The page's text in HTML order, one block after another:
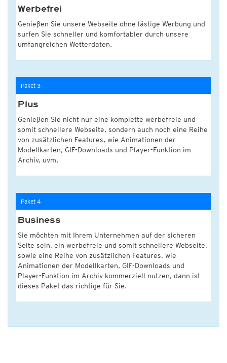
Werbefrei
Genießen Sie unsere Webseite ohne lästige Werbung und
surfen Sie schneller und komfortabler durch unsere
umfangreichen Wetterdaten.
Paket 3
Plus
Genießen Sie nicht nur eine komplette werbefreie und
somit schnellere Webseite, sondern auch noch eine Reihe
von zusätzlichen Features, wie Animationen der
Modellkarten, GIF-Downloads und Player-Funktion im
Archiv, uvm.
Paket 4
Business
Sie möchten mit Ihrem Unternehmen auf der sicheren
Seite sein, ein werbefreie und somit schnellere Webseite,
sowie eine Reihe von zusätzlichen Features, wie
Animationen der Modellkarten, GIF-Downloads und
Player-Funktion im Archiv kommerziell nutzen, dann ist
dieses Paket das richtige für Sie.